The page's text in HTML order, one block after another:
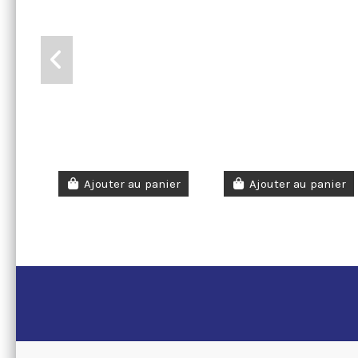
Ajouter au panier Ajouter au panier